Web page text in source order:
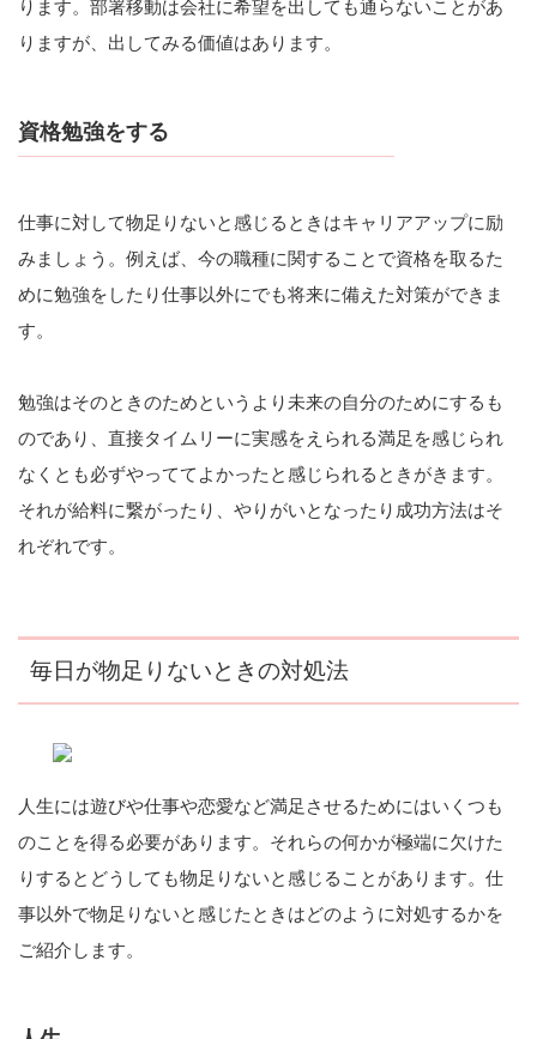
ります。部署移動は会社に希望を出しても通らないことがあ
りますが、出してみる価値はあります。
資格勉強をする
仕事に対して物足りないと感じるときはキャリアアップに励
みましょう。例えば、今の職種に関することで資格を取るた
めに勉強をしたり仕事以外にでも将来に備えた対策ができま
す。
勉強はそのときのためというより未来の自分のためにするも
のであり、直接タイムリーに実感をえられる満足を感じられ
なくとも必ずやっててよかったと感じられるときがきます。
それが給料に繋がったり、やりがいとなったり成功方法はそ
れぞれです。
毎日が物足りないときの対処法
人生には遊びや仕事や恋愛など満足させるためにはいくつも
のことを得る必要があります。それらの何かが極端に欠けた
りするとどうしても物足りないと感じることがあります。仕
事以外で物足りないと感じたときはどのように対処するかを
ご紹介します。